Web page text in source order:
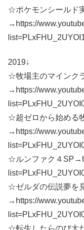
☆ポケモンシールド
→https://
2019↓
☆牧場主のマインク
→https://
☆超ゼロから始める
→https://
☆ルンファク４
☆ゼルダの伝説夢を
→https://
☆転生したらのび太